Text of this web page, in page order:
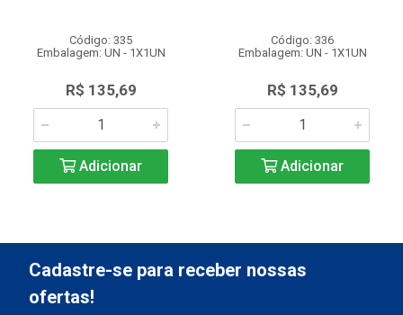
Código: 335
Embalagem: UN - 1X1UN
R$ 135,69
Adicionar
Código: 336
Embalagem: UN - 1X1UN
R$ 135,69
Adicionar
Cadastre-se para receber nossas
ofertas!